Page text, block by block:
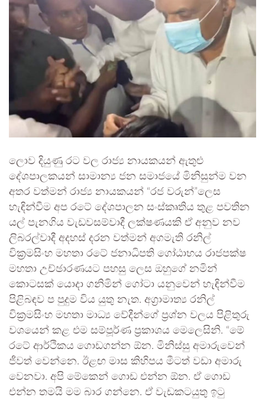
ලොව දියුණු රට වල රාජ්‍ය නායකයන් ඇතුළු
දේශපාලකයන් සාමාන්‍ය ජන සමාජයේ මිනිසුන්ම වන
අතර වත්මන් රාජ්‍ය නායකයන් “රජ වරුන්”ලෙස
හැඳින්වීම අප රටේ දේශපාලන සංස්කෘතිය තුළ පවතින
යල් පැනගිය වැඩවසම්වාදී ලක්ෂණයකි ඒ අනුව නව
ලිබරල්වාදී අදහස් දරන වත්මන් අගමැති රනිල්
වික්‍රමසිංහ මහතා රටේ ජනාධිපති ගෝඨාභය රාජපක්ෂ
මහතා උච්ඡාරණයට පහසු ලෙස ඔහුගේ නමින්
කොටසක් යොදා ගනිමින් ගෝටා යනුවෙන් හැඳින්වීම
පිළිබඳව ප පුදුම විය යුතු නැත. අග්‍රාමාත්‍ය රනිල්
වික්‍රමසිංහ මහතා මාධ්‍ය වේදීන්ගේ ප්‍රශ්න වලය පිළිතුරු
වශයෙන් කළ එම සම්පූර්ණ ප්‍රකාශය මෙලෙසිනි. “මේ
රටේ ආර්ථිකය ගොඩගන්න ඕන. මිනිස්සු අමාරුවෙන්
ජීවත් වෙන්නෙ. ඊළඟ මාස කිහිපය මීටත් වඩා අමාරු
වෙනවා. අපි මේකෙන් ගොඩ එන්න ඕන. ඒ ගොඩ
එන්න තමයි මම බාර ගන්නෙ. ඒ වැඩකටයුතු ඉටු